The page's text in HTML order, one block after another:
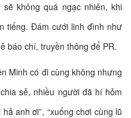
không quá ngạc nhiên, khi
tiếng. Đám cưới linh đình như
báo chí, truyền thông để PR.
Minh có đi cùng không nhưng
sẻ, nhiều người đã hí hỏm
anh ơi”, “xuống chơi cùng lũ